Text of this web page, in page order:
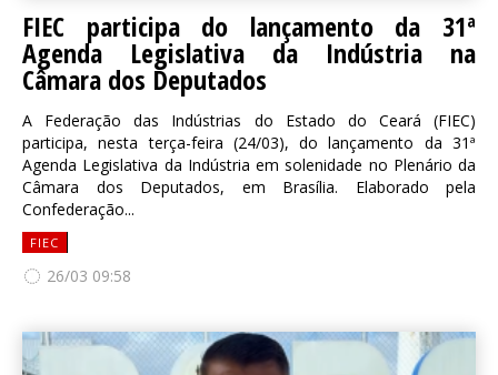
FIEC participa do lançamento da 31ª
Agenda Legislativa da Indústria na
Câmara dos Deputados
A Federação das Indústrias do Estado do Ceará (FIEC)
participa, nesta terça-feira (24/03), do lançamento da 31ª
Agenda Legislativa da Indústria em solenidade no Plenário da
Câmara dos Deputados, em Brasília. Elaborado pela
Confederação...
FIEC
26/03 09:58